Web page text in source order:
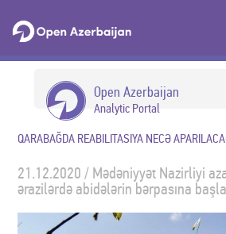
Open Azerbaijan
Analytic Portal
QARABAĞDA REABILITASIYA NECƏ
21.12.2020 / Mədəniyyət Nazirliyi
ərazilərdə abidələrin bərpasına